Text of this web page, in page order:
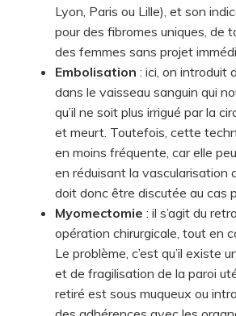
Lyon, Paris ou Lille), et son
pour des fibromes uniques, de
des femmes sans projet
Embolisation : ici, on introduit
dans le vaisseau sanguin qui
qu’il ne soit plus irrigué par la
et meurt. Toutefois, cette
en moins fréquente, car elle
en réduisant la vascularisation
doit donc être discutée au cas
Myomectomie : il s’agit du
opération chirurgicale, tout en
Le problème, c’est qu’il existe
et de fragilisation de la paroi
retiré est sous muqueux ou